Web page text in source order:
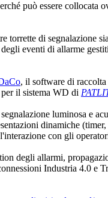
può essere collocata
torrette di segnalazione
eventi di allarme
, il software di raccolta
il sistema WD di
luminosa e
dinamiche
con gli
degli allarmi,
Industria 4.0 e